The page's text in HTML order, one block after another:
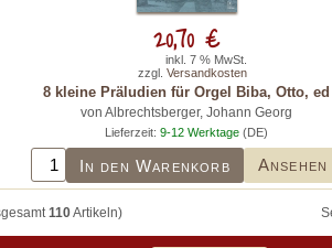
8 kleine Präludien für Orgel Biba, Otto, ed
von Albrechtsberger, Johann Georg
Lieferzeit: 9-12 Werktage(DE)
In den Warenkorb Ansehen
20,70 €
inkl. 7 % MwSt.
zzgl. Versandkosten
110Artikeln)